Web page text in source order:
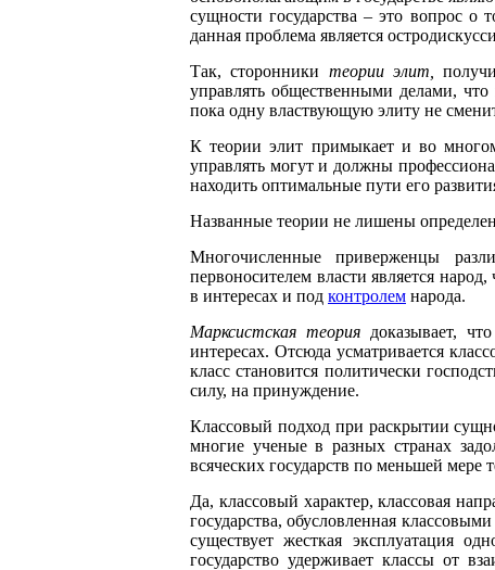
сущности государства – это вопрос
данная проблема является
Так, сторонники теории элит,
управлять общественными делами, что
пока одну властвующую элиту не
К теории элит примыкает и во
управлять могут и должны
находить оптимальные пути его
Названные теории не лишены
Многочисленные приверженцы
первоносителем власти является
в интересах и под контролем народа.
Марксистская теория доказывает,
интересах. Отсюда усматривается
класс становится политически
силу, на принуждение.
Классовый подход при раскрытии
многие ученые в разных странах
всяческих государств по меньшей мере
Да, классовый характер, классовая
государства, обусловленная
существует жесткая эксплуатация
государство удерживает классы от